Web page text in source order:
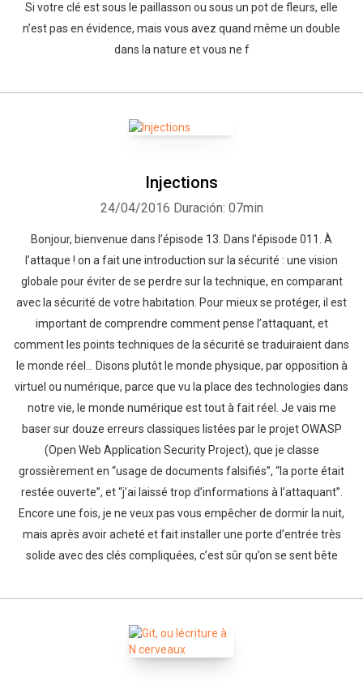
Si votre clé est sous le paillasson ou sous un pot de fleurs, elle
n’est pas en évidence, mais vous avez quand même un double
dans la nature et vous ne f
Injections
24/04/2016 Duración: 07min
Bonjour, bienvenue dans l’épisode 13. Dans l’épisode 011. À
l’attaque ! on a fait une introduction sur la sécurité : une vision
globale pour éviter de se perdre sur la technique, en comparant
avec la sécurité de votre habitation. Pour mieux se protéger, il est
important de comprendre comment pense l’attaquant, et
comment les points techniques de la sécurité se traduiraient dans
le monde réel… Disons plutôt le monde physique, par opposition à
virtuel ou numérique, parce que vu la place des technologies dans
notre vie, le monde numérique est tout à fait réel. Je vais me
baser sur douze erreurs classiques listées par le projet OWASP
(Open Web Application Security Project), que je classe
grossièrement en “usage de documents falsifiés”, “la porte était
restée ouverte”, et “j’ai laissé trop d’informations à l’attaquant”.
Encore une fois, je ne veux pas vous empêcher de dormir la nuit,
mais après avoir acheté et fait installer une porte d’entrée très
solide avec des clés compliquées, c’est sûr qu’on se sent bête